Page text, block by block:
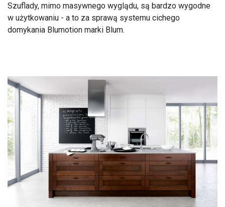
Szuflady, mimo masywnego wyglądu, są bardzo wygodne
w użytkowaniu - a to za sprawą systemu cichego
domykania Blumotion marki Blum.